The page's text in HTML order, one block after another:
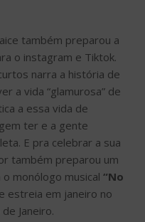
também preparou a
o instagram e Tiktok.
narra a história de
a vida “glamurosa” de
a essa vida de
ter e a gente
E pra celebrar a sua
também preparou um
monólogo musical “No
estreia em janeiro no
Janeiro.